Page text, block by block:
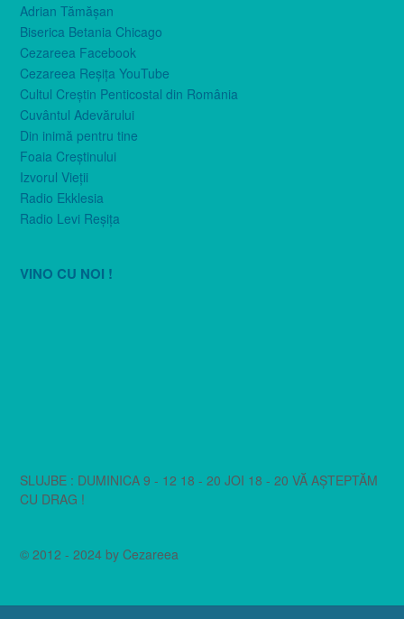
Adrian Tămăşan
Biserica Betania Chicago
Cezareea Facebook
Cezareea Reşiţa YouTube
Cultul Creştin Penticostal din România
Cuvântul Adevărului
Din inimă pentru tine
Foaia Creştinului
Izvorul Vieţii
Radio Ekklesia
Radio Levi Reşiţa
VINO CU NOI !
SLUJBE : DUMINICA 9 - 12 18 - 20 JOI 18 - 20 VĂ AȘTEPTĂM
CU DRAG !
© 2012 - 2024 by Cezareea